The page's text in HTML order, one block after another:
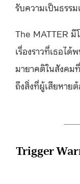
รับความเป็นธรรม
The MATTER
เรื่องราวที่เธอได้
มายาคติในสังคม
ถึงสิ่งที่ผู้เสียหาย
Trigger